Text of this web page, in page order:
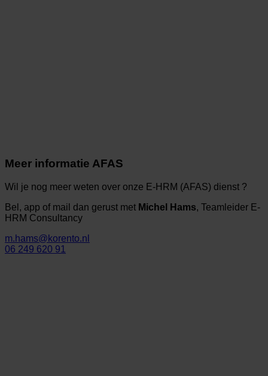
Meer informatie AFAS
Wil je nog meer weten over onze E-HRM (AFAS) dienst ?
Bel, app of mail dan gerust met Michel Hams, Teamleider E-
HRM Consultancy
m.hams@korento.nl
06 249 620 91